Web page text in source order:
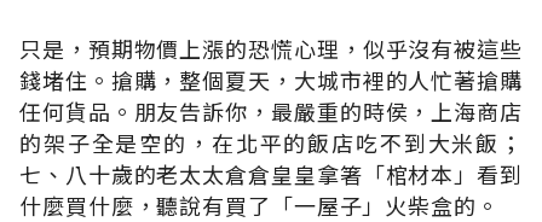
只是，預期物價上漲的恐慌心理，似乎沒有被這些
錢堵住。搶購，整個夏天，大城市裡的人忙著搶購
任何貨品。朋友告訴你，最嚴重的時侯，上海商店
的架子全是空的，在北平的飯店吃不到大米飯；
七、八十歲的老太太倉倉皇皇拿箸「棺材本」看到
什麼買什麼，聽說有買了「一屋子」火柴盒的。